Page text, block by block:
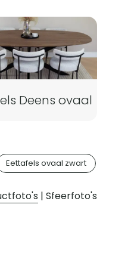
Deens ovaal
Eettafels ovaal zwart
| Sfeerfoto's